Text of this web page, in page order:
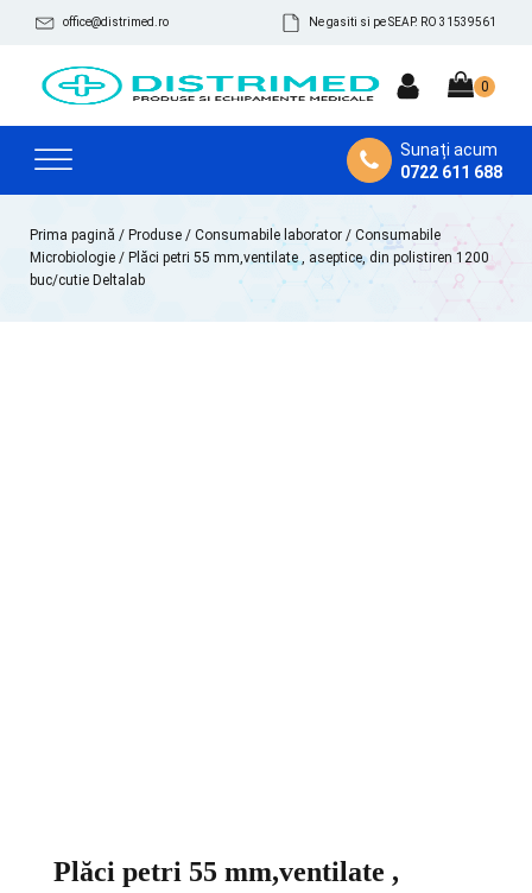
office@distrimed.ro Ne gasiti si pe SEAP. RO 31539561
Sunați acum
0722 611 688
Prima pagină / Produse / Consumabile laborator / Consumabile
Microbiologie / Plăci petri 55 mm,ventilate , aseptice, din polistiren 1200
buc/cutie Deltalab
Plăci petri 55 mm,ventilate ,